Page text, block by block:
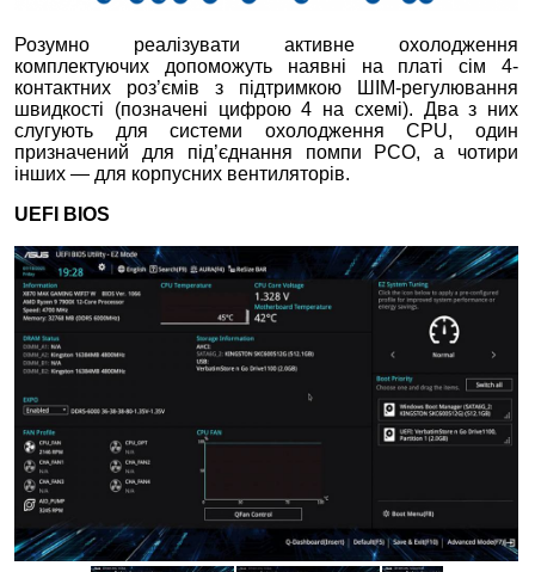
Розумно реалізувати активне охолодження
комплектуючих допоможуть наявні на платі сім 4-
контактних роз’ємів з підтримкою ШІМ-регулювання
швидкості (позначені цифрою 4 на схемі). Два з них
слугують для системи охолодження CPU, один
призначений для під’єднання помпи РСО, а чотири
інших — для корпусних вентиляторів.
UEFI BIOS